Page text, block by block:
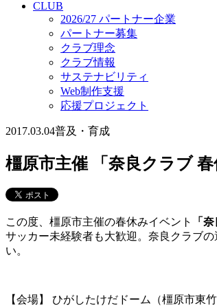
CLUB
2026/27 パートナー企業
パートナー募集
クラブ理念
クラブ情報
サステナビリティ
Web制作支援
応援プロジェクト
2017.03.04普及・育成
橿原市主催 「奈良クラブ
この度、橿原市主催の春休みイベント 「
サッカー未経験者も大歓迎。奈良クラブ
い。
【会場】 ひがしたけだドーム（橿原市東竹